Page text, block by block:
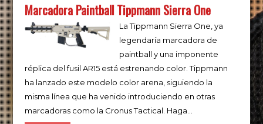
Marcadora Paintball Tippmann Sierra One
La Tippmann Sierra One, ya
legendaría marcadora de
paintball y una imponente
réplica del fusil AR15 está estrenando color. Tippmann
ha lanzado este modelo color arena, siguiendo la
misma línea que ha venido introduciendo en otras
marcadoras como la Cronus Tactical. Haga…